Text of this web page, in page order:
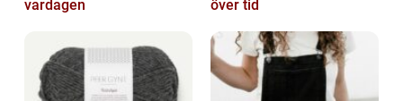
vardagen
över tid